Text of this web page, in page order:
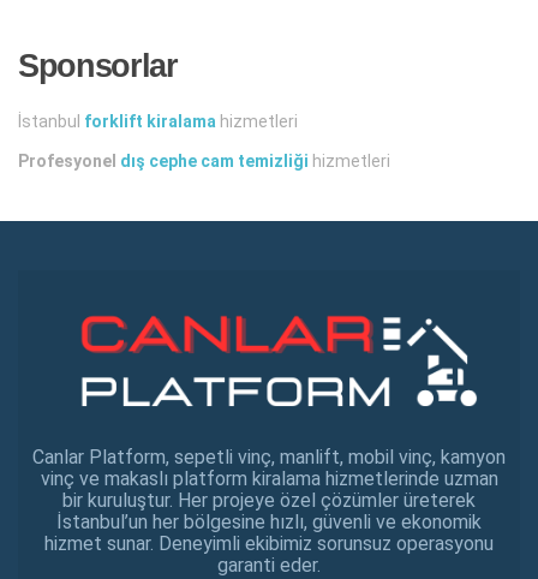
Sponsorlar
İstanbul forklift kiralama hizmetleri
Profesyonel dış cephe cam temizliği hizmetleri
Canlar Platform, sepetli vinç, manlift, mobil vinç, kamyon
vinç ve makaslı platform kiralama hizmetlerinde uzman
bir kuruluştur. Her projeye özel çözümler üreterek
İstanbul’un her bölgesine hızlı, güvenli ve ekonomik
hizmet sunar. Deneyimli ekibimiz sorunsuz operasyonu
garanti eder.